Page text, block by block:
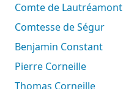
Comte de Lautréamont
Comtesse de Ségur
Benjamin Constant
Pierre Corneille
Thomas Corneille